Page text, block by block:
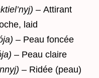
– Attirant
laid
– Peau foncée
– Peau claire
– Ridée (peau)